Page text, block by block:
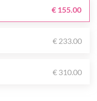
€ 155.00
€ 233.00
€ 310.00